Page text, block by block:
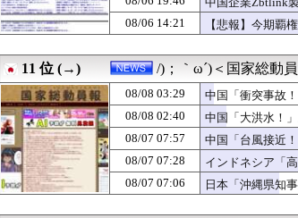
08/07 17:06
百田尚樹「今、日本という家
08/07 16:30
【サッカー】「“日本のイ・ガ
08/07 16:09
【悲報】外国人グループ、田
08/07 16:02
「日本人が減り外国人が増え
08/07 15:36
岸田文雄元首相「円安を阻止
08/07 15:15
ルールを守る気ないなら交渉
08/07 15:00
【韓国の得意技】 韓国サッカ
08/07 14:19
【朗報】移民さんの価値、発
08/07 14:07
【ニュース】 韓国が熊本被災
08/07 13:51
歴代最多得票記録でトップ当
08/07 13:15
氷山の一角ニダ！ 〜 【聯合
08/06 14:21
【悲報】今期覇
11 位 (→) /)；｀ω´)＜国家総動
08/08 03:29
中国「衝突事故
蔽」日本「隠蔽
08/08 02:40
中国「大洪水！
と15号「中国本
08/07 07:57
中国「台風接近
急放流（決壊危
08/07 07:28
インドネシア「
インドネシア「
08/07 07:06
日本「沖縄県知